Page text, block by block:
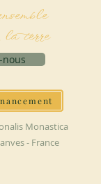
terre
nous
Monastica
- France